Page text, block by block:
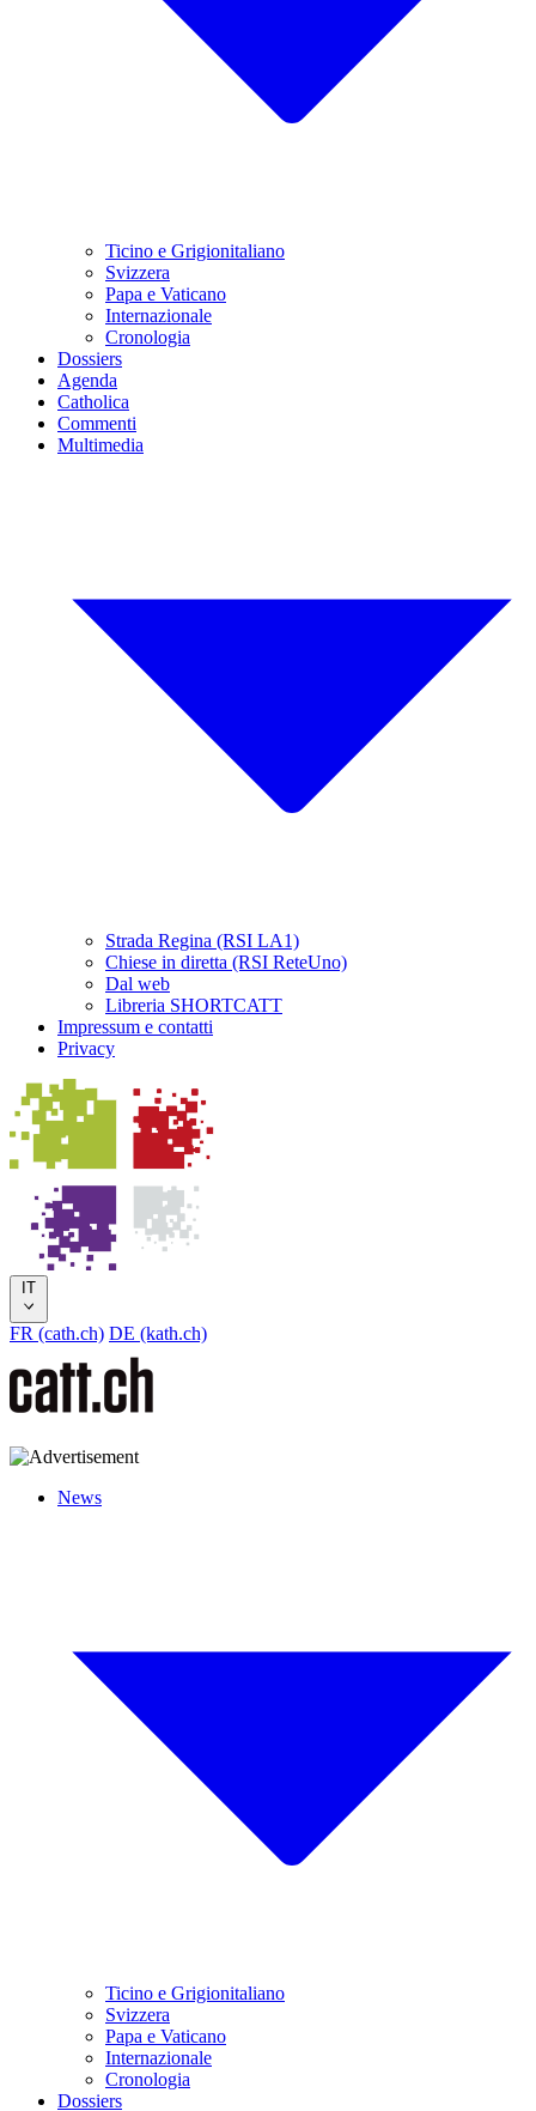
Ticino e Grigionitaliano
Svizzera
Papa e Vaticano
Internazionale
Cronologia
Dossiers
Agenda
Catholica
Commenti
Multimedia
Strada Regina (RSI LA1)
Chiese in diretta (RSI ReteUno)
Dal web
Libreria SHORTCATT
Impressum e contatti
Privacy
IT
FR (cath.ch) DE (kath.ch)
News
Ticino e Grigionitaliano
Svizzera
Papa e Vaticano
Internazionale
Cronologia
Dossiers